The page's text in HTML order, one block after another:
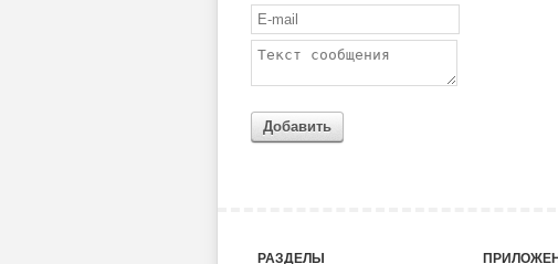
Добавить
РАЗДЕЛЫ